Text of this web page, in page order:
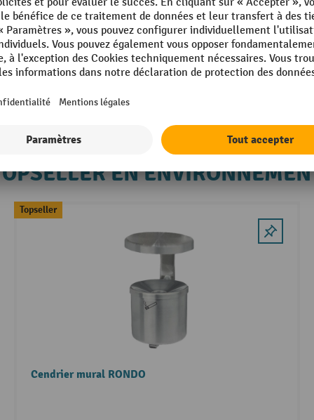
EN
Topseller
Cendrier mural RONDO